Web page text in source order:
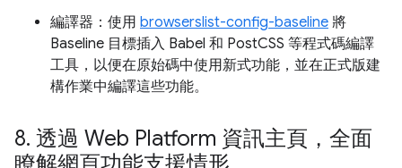
編譯器：使用 browserslist-config-baseline 將
Baseline 目標插入 Babel 和 PostCSS 等程式碼編譯
工具，以便在原始碼中使用新式功能，並在正式版建
構作業中編譯這些功能。
8. 透過 Web Platform 資訊主頁，全面